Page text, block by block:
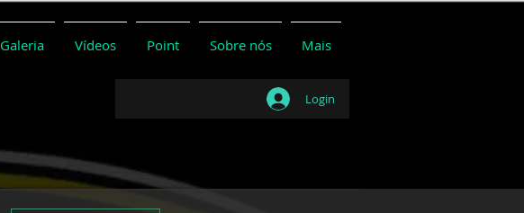
Galeria Vídeos Point Sobre nós Mais
Login